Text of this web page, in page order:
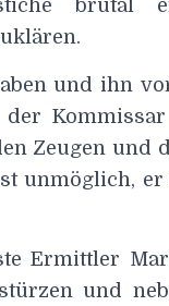
brutal
und ihn
Zeugen und
unmöglich,
Ermittler
und